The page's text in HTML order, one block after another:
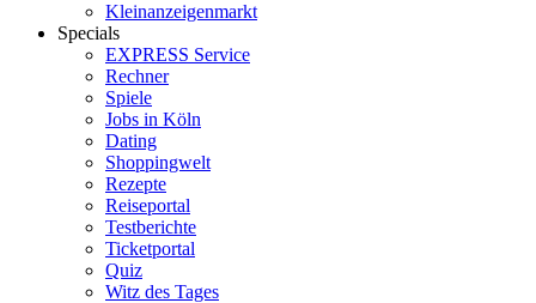
Kleinanzeigenmarkt
Specials
EXPRESS Service
Rechner
Spiele
Jobs in Köln
Dating
Shoppingwelt
Rezepte
Reiseportal
Testberichte
Ticketportal
Quiz
Witz des Tages